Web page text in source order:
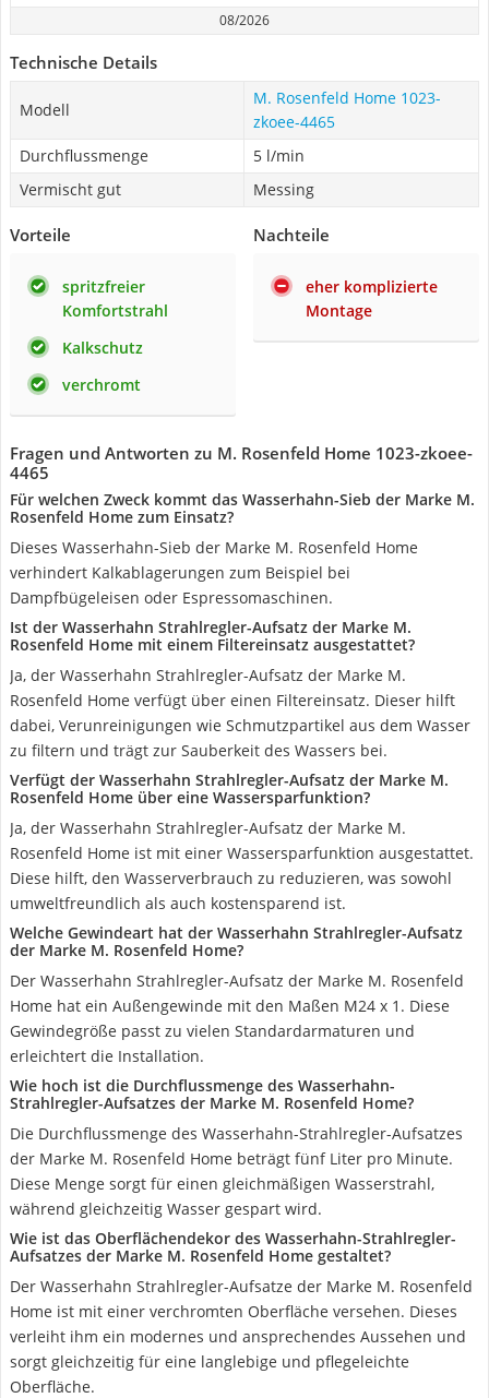
08/2026
Technische Details
Modell
M. Rosenfeld Home 1023-
zkoee-4465
Durchflussmenge
5 l/min
Vermischt gut
Messing
Vorteile
spritzfreier
Komfortstrahl
Kalkschutz
verchromt
Nachteile
eher komplizierte
Montage
Fragen und Antworten zu M. Rosenfeld Home 1023-zkoee-
4465
Für welchen Zweck kommt das Wasserhahn-Sieb der Marke M.
Rosenfeld Home zum Einsatz?
Dieses Wasserhahn-Sieb der Marke M. Rosenfeld Home
verhindert Kalkablagerungen zum Beispiel bei
Dampfbügeleisen oder Espressomaschinen.
Ist der Wasserhahn Strahlregler-Aufsatz der Marke M.
Rosenfeld Home mit einem Filtereinsatz ausgestattet?
Ja, der Wasserhahn Strahlregler-Aufsatz der Marke M.
Rosenfeld Home verfügt über einen Filtereinsatz. Dieser hilft
dabei, Verunreinigungen wie Schmutzpartikel aus dem Wasser
zu filtern und trägt zur Sauberkeit des Wassers bei.
Verfügt der Wasserhahn Strahlregler-Aufsatz der Marke M.
Rosenfeld Home über eine Wassersparfunktion?
Ja, der Wasserhahn Strahlregler-Aufsatz der Marke M.
Rosenfeld Home ist mit einer Wassersparfunktion ausgestattet.
Diese hilft, den Wasserverbrauch zu reduzieren, was sowohl
umweltfreundlich als auch kostensparend ist.
Welche Gewindeart hat der Wasserhahn Strahlregler-Aufsatz
der Marke M. Rosenfeld Home?
Der Wasserhahn Strahlregler-Aufsatz der Marke M. Rosenfeld
Home hat ein Außengewinde mit den Maßen M24 x 1. Diese
Gewindegröße passt zu vielen Standardarmaturen und
erleichtert die Installation.
Wie hoch ist die Durchflussmenge des Wasserhahn-
Strahlregler-Aufsatzes der Marke M. Rosenfeld Home?
Die Durchflussmenge des Wasserhahn-Strahlregler-Aufsatzes
der Marke M. Rosenfeld Home beträgt fünf Liter pro Minute.
Diese Menge sorgt für einen gleichmäßigen Wasserstrahl,
während gleichzeitig Wasser gespart wird.
Wie ist das Oberflächendekor des Wasserhahn-Strahlregler-
Aufsatzes der Marke M. Rosenfeld Home gestaltet?
Der Wasserhahn Strahlregler-Aufsatze der Marke M. Rosenfeld
Home ist mit einer verchromten Oberfläche versehen. Dieses
verleiht ihm ein modernes und ansprechendes Aussehen und
sorgt gleichzeitig für eine langlebige und pflegeleichte
Oberfläche.